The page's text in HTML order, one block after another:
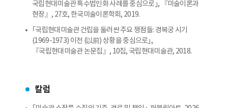
국립현대미술관 특수법인화 사례를 중심으로｣, 『미술이론과
현장』, 27호, 한국미술이론학회, 2019.
｢국립현대미술관 건립을 둘러싼 주요 쟁점들: 경복궁 시기
(1969-1973) 이전 (以前) 상황을 중심으로｣,
『국립현대미술관 논문집』, 10집, 국립현대미술관, 2018.
칼럼